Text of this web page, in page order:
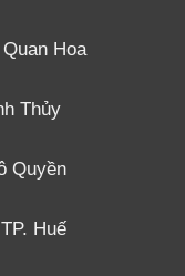
Hoa
Thủy
Quyền
Huế